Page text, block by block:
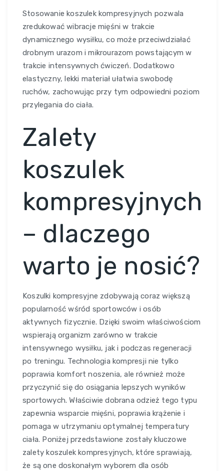
Stosowanie koszulek kompresyjnych pozwala
zredukować wibracje mięśni w trakcie
dynamicznego wysiłku, co może przeciwdziałać
drobnym urazom i mikrourazom powstającym w
trakcie intensywnych ćwiczeń. Dodatkowo
elastyczny, lekki materiał ułatwia swobodę
ruchów, zachowując przy tym odpowiedni poziom
przylegania do ciała.
Zalety
koszulek
kompresyjnych
– dlaczego
warto je nosić?
Koszulki kompresyjne zdobywają coraz większą
popularność wśród sportowców i osób
aktywnych fizycznie. Dzięki swoim właściwościom
wspierają organizm zarówno w trakcie
intensywnego wysiłku, jak i podczas regeneracji
po treningu. Technologia kompresji nie tylko
poprawia komfort noszenia, ale również może
przyczynić się do osiągania lepszych wyników
sportowych. Właściwie dobrana odzież tego typu
zapewnia wsparcie mięśni, poprawia krążenie i
pomaga w utrzymaniu optymalnej temperatury
ciała. Poniżej przedstawione zostały kluczowe
zalety koszulek kompresyjnych, które sprawiają,
że są one doskonałym wyborem dla osób